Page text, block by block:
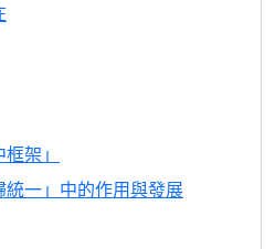
架」
一」中的作用與發展